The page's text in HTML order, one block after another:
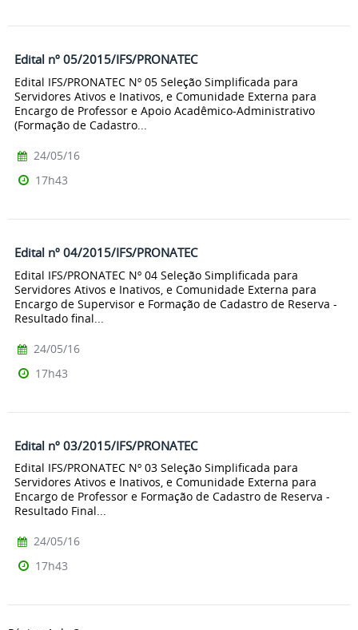
Edital nº 05/2015/IFS/PRONATEC
Edital IFS/PRONATEC Nº 05 Seleção Simplificada para
Servidores Ativos e Inativos, e Comunidade Externa para
Encargo de Professor e Apoio Acadêmico-Administrativo
(Formação de Cadastro...
24/05/16
17h43
Edital nº 04/2015/IFS/PRONATEC
Edital IFS/PRONATEC Nº 04 Seleção Simplificada para
Servidores Ativos e Inativos, e Comunidade Externa para
Encargo de Supervisor e Formação de Cadastro de Reserva -
Resultado final...
24/05/16
17h43
Edital nº 03/2015/IFS/PRONATEC
Edital IFS/PRONATEC Nº 03 Seleção Simplificada para
Servidores Ativos e Inativos, e Comunidade Externa para
Encargo de Professor e Formação de Cadastro de Reserva -
Resultado Final...
24/05/16
17h43